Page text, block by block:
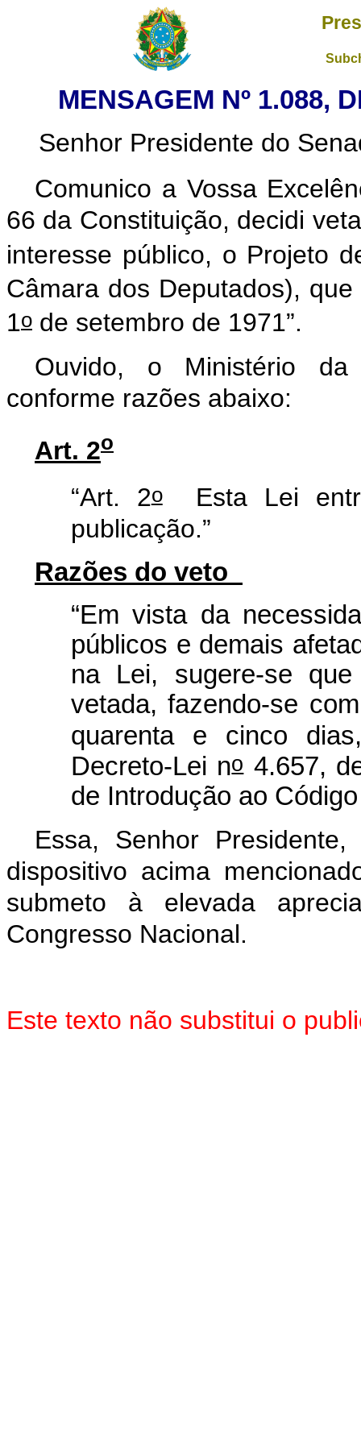
MENSAGEM Nº 1.088,
Senhor Presidente do
Comunico a Vossa
66 da Constituição, decidi
interesse público, o Projeto
Câmara dos Deputados),
1o de setembro de 1971”.
Ouvido, o Ministério da
conforme razões abaixo:
Art. 2o
“Art. 2oEsta Lei
publicação.”
Razões do veto
“Em vista da
públicos e demais
na Lei, sugere-se
vetada, fazendo-se
quarenta e cinco
Decreto-Lei no 4.657,
de Introdução ao
Essa, Senhor
dispositivo acima
submeto à elevada
Congresso Nacional.
Este texto não substitui o